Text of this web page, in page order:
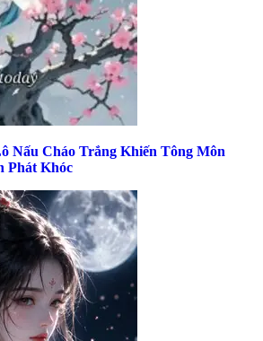
Nấu Cháo Trắng Khiến Tông Môn
Phát Khóc